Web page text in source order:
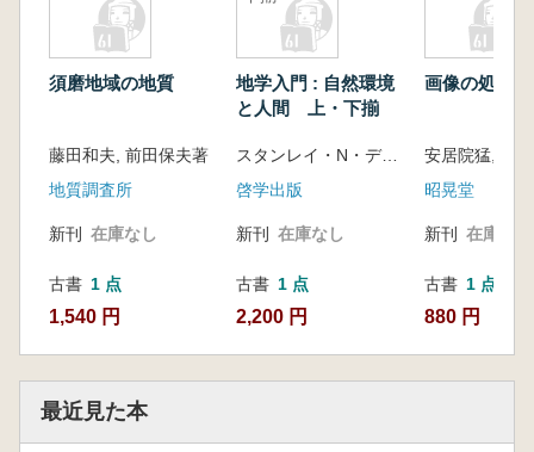
須磨地域の地質
藤田和夫, 前田保夫著
地質調査所
新刊 在庫なし
古書 1 点
1,540 円
地学入門 : 自然環境
と人間 上・下揃
スタンレイ・N・デービス, ポール・H・ライタン, レイモンド・ペストロング著 ; 盛谷智之監訳
啓学出版
新刊 在庫なし
古書 1 点
2,200 円
画像の処理
昭晃堂
新刊 在庫なし
古書 1 点
880 円
最近見た本